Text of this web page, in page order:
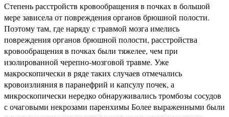
Степень расстройств кровообращения в почках в большой
мере зависела от повреждения органов брюшной полости.
Поэтому там, где наряду с травмой мозга имелись
повреждения органов брюшной полости, расстройства
кровообращения в почках были тяжелее, чем при
изолированной черепно-мозговой травме. Уже
макроскопически в ряде таких случаев отмечались
кровоизлияния в паранефрий и капсулу почек, а
микроскопически нередко обнаруживались тромбозы сосудов
с очаговыми некрозами паренхимы Более выраженными были